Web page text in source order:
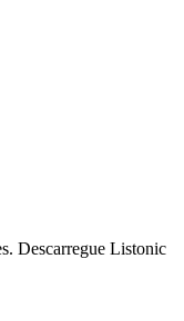
Descarregue Listonic